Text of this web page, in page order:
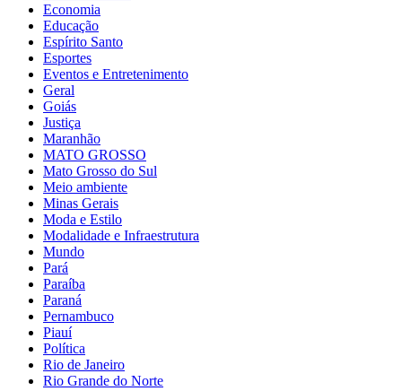
Economia
Educação
Espírito Santo
Esportes
Eventos e Entretenimento
Geral
Goiás
Justiça
Maranhão
MATO GROSSO
Mato Grosso do Sul
Meio ambiente
Minas Gerais
Moda e Estilo
Modalidade e Infraestrutura
Mundo
Pará
Paraíba
Paraná
Pernambuco
Piauí
Política
Rio de Janeiro
Rio Grande do Norte